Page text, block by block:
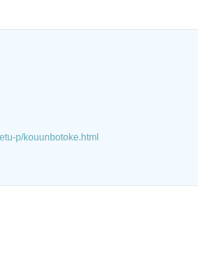
p/kouunbotoke.html